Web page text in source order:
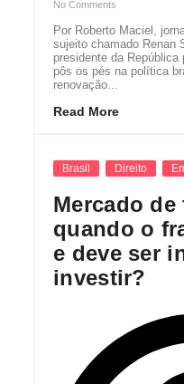
No Comments
Por Roberto Maciel,
sujeito chamado Renan
presidente da
pôs os pés na política
renovação...
Read More
Brasil Direito
Mercado
quando o
e deve ser
investir?